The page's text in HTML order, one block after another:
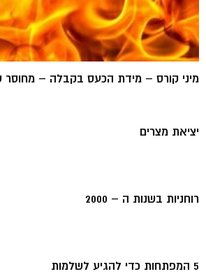
מיני קורס – מידת הכעס בקבלה –
יציאת מצרים
רוחניות בשנות ה – 2000
5 המפתחות כדי להגיע לשלמות